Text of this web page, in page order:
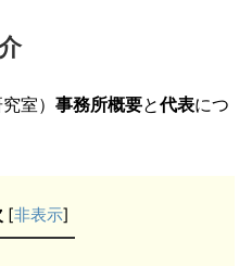
室） 事務所概要と代表につ
[非表示]